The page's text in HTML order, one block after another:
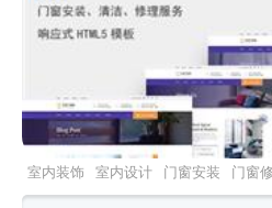
室内装饰 室内设计 门窗安装 门窗
洁